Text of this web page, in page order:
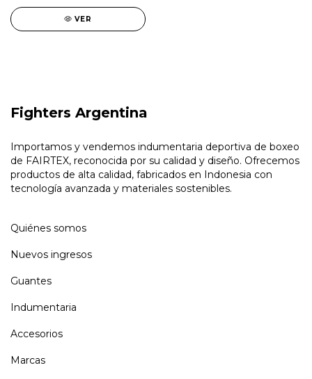
VER
Fighters Argentina
Importamos y vendemos indumentaria deportiva de boxeo
de FAIRTEX, reconocida por su calidad y diseño. Ofrecemos
productos de alta calidad, fabricados en Indonesia con
tecnología avanzada y materiales sostenibles.
Quiénes somos
Nuevos ingresos
Guantes
Indumentaria
Accesorios
Marcas